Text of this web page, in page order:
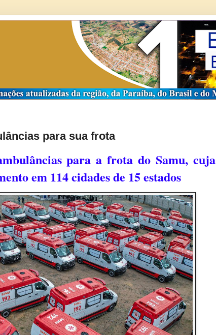
para sua frota
para a frota do Samu, cuja
em 114 cidades de 15 estados